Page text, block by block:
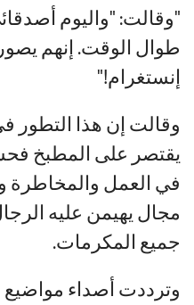
"وقالت: "واليوم
طوال الوقت. إنهم
إنستغرام!"
وقالت إن هذا التطور
يقتصر على المطبخ
في العمل والمخاطرة
مجال يهيمن عليه
جميع المكرمات.
وترددت أصداء مواضيع